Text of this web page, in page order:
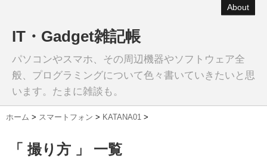
About
IT・Gadget雑記帳
パソコンやスマホ、その周辺機器やソフトウェア全
般、プログラミングについて色々書いていきたいと思
います。たまに雑談も。
ホーム > スマートフォン > KATANA01 >
「 撮り方 」 一覧